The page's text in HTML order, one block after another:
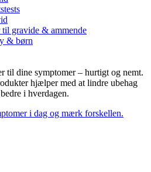
gravide & ammende
& børn
til dine symptomer – hurtigt og nemt.
hjælper med at lindre ubehag
i hverdagen.
i dag og mærk forskellen.